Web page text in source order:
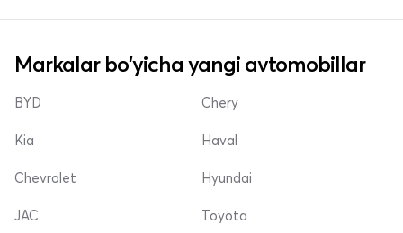
Markalar bo'yicha yangi avtomobillar
BYD
Kia
Chevrolet
Chery
Haval
Hyundai
JAC Toyota